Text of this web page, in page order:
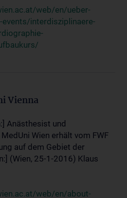
web/en/ueber-
interdisziplinaere-
Vienna
Anästhesist und
Wien erhält vom FWF
auf dem Gebiet der
(Wien, 25-1-2016) Klaus
web/en/about-